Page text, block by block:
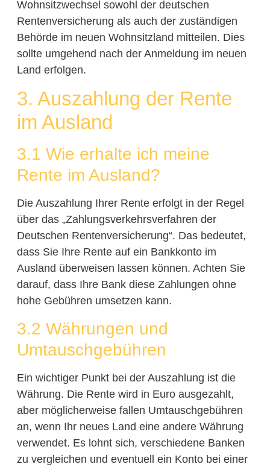
Wohnsitzwechsel sowohl der deutschen
Rentenversicherung als auch der zuständigen
Behörde im neuen Wohnsitzland mitteilen. Dies
sollte umgehend nach der Anmeldung im neuen
Land erfolgen.
3. Auszahlung der Rente
im Ausland
3.1 Wie erhalte ich meine
Rente im Ausland?
Die Auszahlung Ihrer Rente erfolgt in der Regel
über das „Zahlungsverkehrsverfahren der
Deutschen Rentenversicherung“. Das bedeutet,
dass Sie Ihre Rente auf ein Bankkonto im
Ausland überweisen lassen können. Achten Sie
darauf, dass Ihre Bank diese Zahlungen ohne
hohe Gebühren umsetzen kann.
3.2 Währungen und
Umtauschgebühren
Ein wichtiger Punkt bei der Auszahlung ist die
Währung. Die Rente wird in Euro ausgezahlt,
aber möglicherweise fallen Umtauschgebühren
an, wenn Ihr neues Land eine andere Währung
verwendet. Es lohnt sich, verschiedene Banken
zu vergleichen und eventuell ein Konto bei einer